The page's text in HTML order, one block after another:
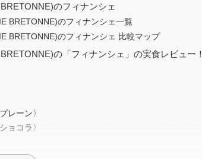
のフィナンシェ
BRETONNE)のフィナンシェ一覧
BRETONNE)のフィナンシェ 比較マップ
の「フィナンシェ」の実食レビュー！
レーン〉
ョコラ〉